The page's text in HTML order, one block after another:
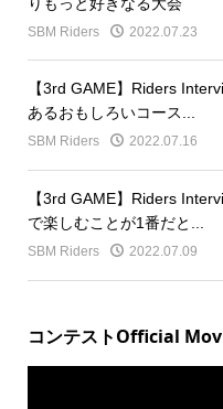
SBM Riders 2022.07.23
【3rd GAME】Riders
あるおもしろいコース...
SBM Riders 2022.07.16
【3rd GAME】Riders
で楽しむことが1番だと...
SBM Riders 2022.07.09
コンテストOfficial